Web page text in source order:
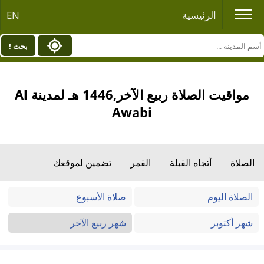
الرئيسية EN
بحث !
مواقيت الصلاة ربيع الآخر,1446 هـ لمدينة Al
Awabi
الصلاة أتجاه القبلة القمر تضمين لموقعك
الصلاة اليوم
صلاة الأسبوع
شهر أكتوبر
شهر ربيع الآخر